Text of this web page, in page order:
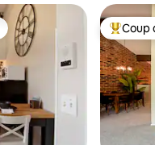
Coups
Coup